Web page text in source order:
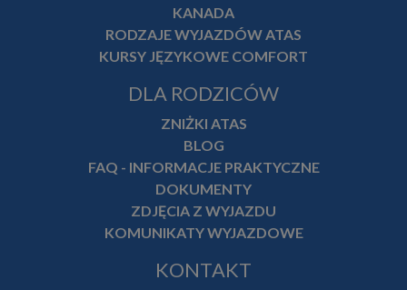
KANADA
RODZAJE WYJAZDÓW ATAS
KURSY JĘZYKOWE COMFORT
DLA RODZICÓW
ZNIŻKI ATAS
BLOG
FAQ - INFORMACJE PRAKTYCZNE
DOKUMENTY
ZDJĘCIA Z WYJAZDU
KOMUNIKATY WYJAZDOWE
KONTAKT